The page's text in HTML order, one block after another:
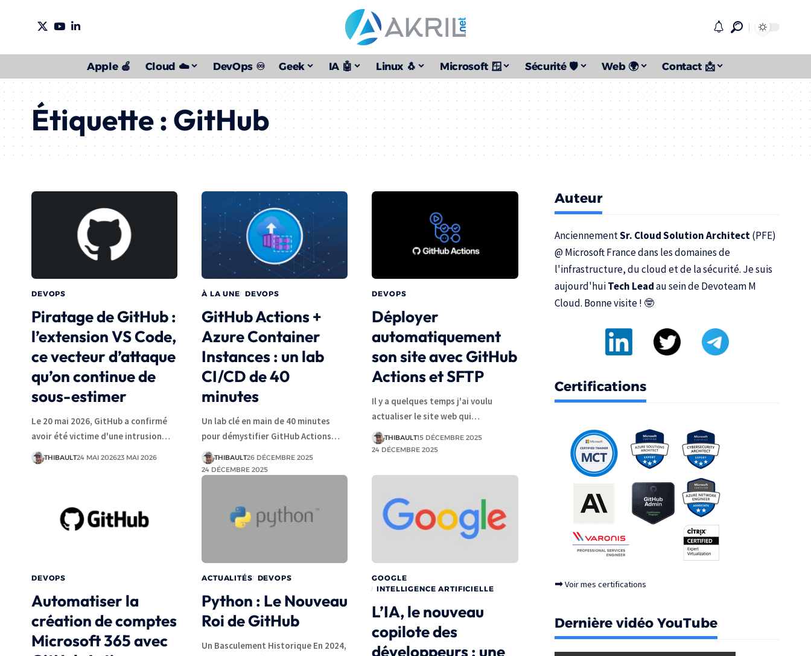
Apple 🍎 Cloud ☁️ DevOps ♾️ Geek IA 🤖 Linux 🐧 Microsoft 🪟 Sécurité 🛡️ Web 🌍 Contact 📩
Étiquette :GitHub
DEVOPS
Piratage de GitHub :
l’extension VS Code,
ce vecteur d’attaque
qu’on continue de
sous-estimer
Le 20 mai 2026, GitHub a confirmé
avoir été victime d'une intrusion…
THIBAULT24 MAI 202623 MAI 2026
À LA UNE DEVOPS
GitHub Actions +
Azure Container
Instances : un lab
CI/CD de 40
minutes
Un lab clé en main de 40 minutes
pour démystifier GitHub Actions…
THIBAULT26 DÉCEMBRE 2025
24 DÉCEMBRE 2025
DEVOPS
Déployer
automatiquement
son site avec GitHub
Actions et SFTP
Il y a quelques temps j'ai voulu
actualiser le site web qui…
THIBAULT15 DÉCEMBRE 2025
24 DÉCEMBRE 2025
DEVOPS
Automatiser la
création de comptes
Microsoft 365 avec
ACTUALITÉS DEVOPS
Python : Le Nouveau
Roi de GitHub
Un Basculement Historique En 2024,
GOOGLE
INTELLIGENCE ARTIFICIELLE
L’IA, le nouveau
copilote des
développeurs : une
Auteur
AnciennementSr. Cloud Solution Architect(PFE)
@ Microsoft Francedans les domaines de
l'infrastructure, du cloud et de la sécurité. Je suis
aujourd'huiTech Leadau sein deDevoteam M
Cloud. Bonne visite ! 🤓
Certifications
➡Voir mes certifications
Dernière vidéo YouTube